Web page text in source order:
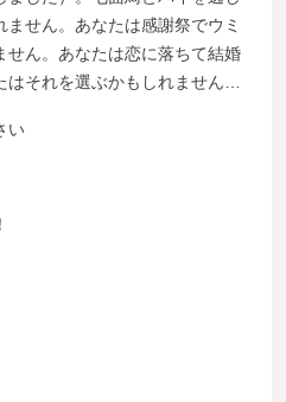
せん。あなたは感謝祭でウミ
せん。あなたは恋に落ちて結婚
それを選ぶかもしれません…
い